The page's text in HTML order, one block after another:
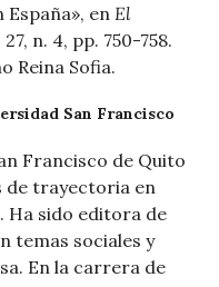
en El
27, n. 4, pp. 750-758.
Reina Sofia.
San Francisco
Francisco de Quito
de trayectoria en
Ha sido editora de
temas sociales y
En la carrera de